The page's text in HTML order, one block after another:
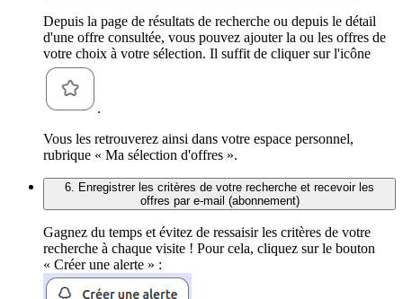
Depuis la page de résultats de recherche ou depuis le détail
d'une offre consultée, vous pouvez ajouter la ou les offres de
votre choix à votre sélection. Il suffit de cliquer sur l'icône
.
Vous les retrouverez ainsi dans votre espace personnel,
rubrique « Ma sélection d'offres ».
6. Enregistrer les critères de votre recherche et recevoir les
offres par e-mail (abonnement)
Gagnez du temps et évitez de ressaisir les critères de votre
recherche à chaque visite ! Pour cela, cliquez sur le bouton
« Créer une alerte » :